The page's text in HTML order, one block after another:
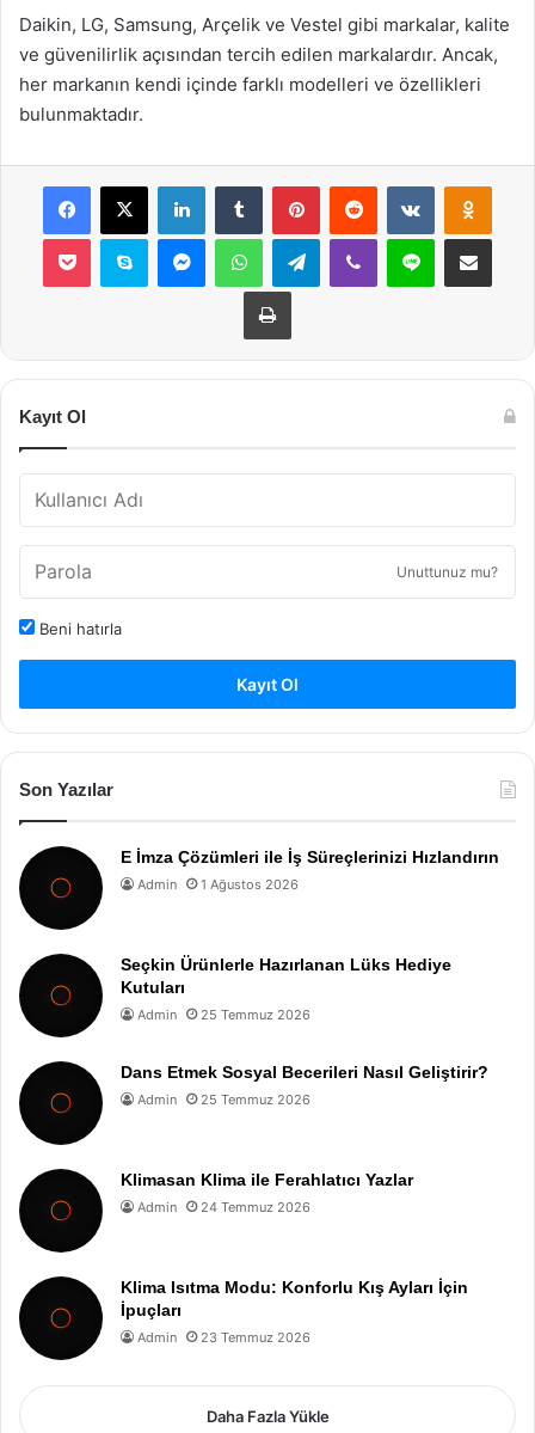
Daikin, LG, Samsung, Arçelik ve Vestel gibi markalar, kalite
ve güvenilirlik açısından tercih edilen markalardır. Ancak,
her markanın kendi içinde farklı modelleri ve özellikleri
bulunmaktadır.
Facebook
X LinkedInTumblr PinterestReddit VKontakte
Pocket Skype MessengerWhatsAppTelegramViber Line E-Posta ile
Yazdır
Kayıt Ol
Unuttunuz mu?
Beni hatırla
Kayıt Ol
Son Yazılar
E İmza Çözümleri ile İş Süreçlerinizi Hızlandırın
Admin 1 Ağustos 2026
Seçkin Ürünlerle Hazırlanan Lüks Hediye
Kutuları
Admin 25 Temmuz 2026
Dans Etmek Sosyal Becerileri Nasıl Geliştirir?
Admin 25 Temmuz 2026
Klimasan Klima ile Ferahlatıcı Yazlar
Admin 24 Temmuz 2026
Klima Isıtma Modu: Konforlu Kış Ayları İçin
İpuçları
Admin 23 Temmuz 2026
Daha Fazla Yükle